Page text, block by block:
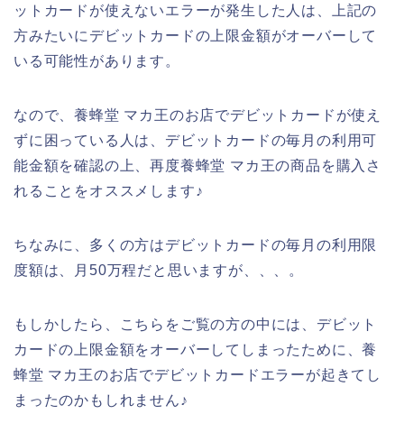
ットカードが使えないエラーが発生した人は、上記の
方みたいにデビットカードの上限金額がオーバーして
いる可能性があります。
なので、養蜂堂 マカ王のお店でデビットカードが使え
ずに困っている人は、デビットカードの毎月の利用可
能金額を確認の上、再度養蜂堂 マカ王の商品を購入さ
れることをオススメします♪
ちなみに、多くの方はデビットカードの毎月の利用限
度額は、月50万程だと思いますが、、、。
もしかしたら、こちらをご覧の方の中には、デビット
カードの上限金額をオーバーしてしまったために、養
蜂堂 マカ王のお店でデビットカードエラーが起きてし
まったのかもしれません♪